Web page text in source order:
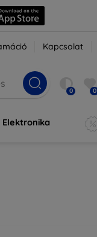
Kapcsolat
0 0
Elektronika